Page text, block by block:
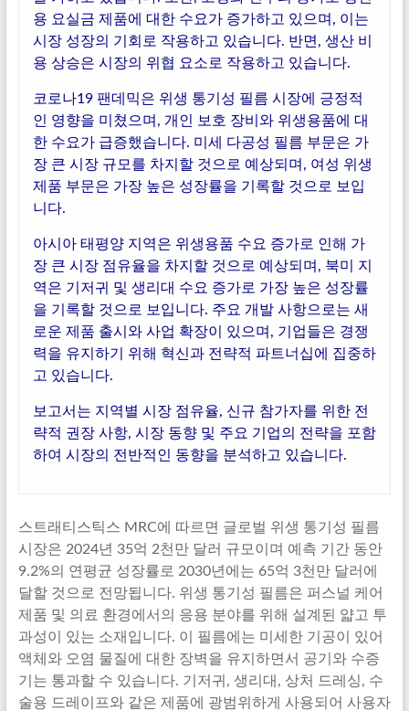
용 요실금 제품에 대한 수요가 증가하고 있으며, 이는
시장 성장의 기회로 작용하고 있습니다. 반면, 생산 비
용 상승은 시장의 위협 요소로 작용하고 있습니다.
코로나19 팬데믹은 위생 통기성 필름 시장에 긍정적
인 영향을 미쳤으며, 개인 보호 장비와 위생용품에 대
한 수요가 급증했습니다. 미세 다공성 필름 부문은 가
장 큰 시장 규모를 차지할 것으로 예상되며, 여성 위생
제품 부문은 가장 높은 성장률을 기록할 것으로 보입
니다.
아시아 태평양 지역은 위생용품 수요 증가로 인해 가
장 큰 시장 점유율을 차지할 것으로 예상되며, 북미 지
역은 기저귀 및 생리대 수요 증가로 가장 높은 성장률
을 기록할 것으로 보입니다. 주요 개발 사항으로는 새
로운 제품 출시와 사업 확장이 있으며, 기업들은 경쟁
력을 유지하기 위해 혁신과 전략적 파트너십에 집중하
고 있습니다.
보고서는 지역별 시장 점유율, 신규 참가자를 위한 전
략적 권장 사항, 시장 동향 및 주요 기업의 전략을 포함
하여 시장의 전반적인 동향을 분석하고 있습니다.
스트래티스틱스 MRC에 따르면 글로벌 위생 통기성 필름
시장은 2024년 35억 2천만 달러 규모이며 예측 기간 동안
9.2%의 연평균 성장률로 2030년에는 65억 3천만 달러에
달할 것으로 전망됩니다. 위생 통기성 필름은 퍼스널 케어
제품 및 의료 환경에서의 응용 분야를 위해 설계된 얇고 투
과성이 있는 소재입니다. 이 필름에는 미세한 기공이 있어
액체와 오염 물질에 대한 장벽을 유지하면서 공기와 수증
기는 통과할 수 있습니다. 기저귀, 생리대, 상처 드레싱, 수
술용 드레이프와 같은 제품에 광범위하게 사용되어 사용자